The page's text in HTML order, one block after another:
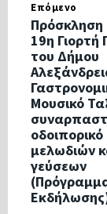
Επόμενο
Πρόσκληση
19η Γιορτή
του Δήμου
Μουσικό
οδοιπορικό
μελωδιών
γεύσεων